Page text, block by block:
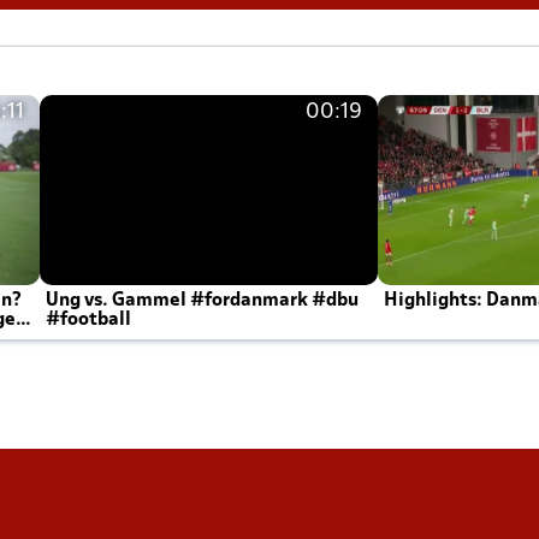
00:19
Ung vs. Gammel #fordanmark #dbu
#football
Highlights: